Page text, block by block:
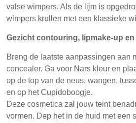
valse wimpers. Als de lijm is
wimpers krullen met een klassieke
Gezicht contouring, lipmake-up
Breng de laatste aanpassingen aan
concealer. Ga voor Nars kleur en
op de top van de neus, wangen,
en op het Cupidoboogje.
Deze cosmetica zal jouw teint
vormen. Dep het in de huid met een